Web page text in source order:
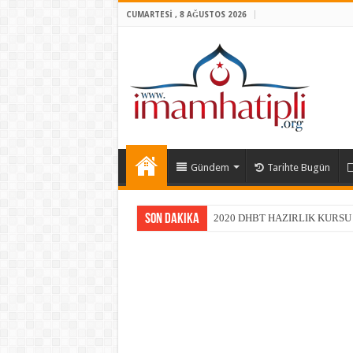
CUMARTESI , 8 AĞUSTOS 2026
Gündem Tarihte Bugün
Son Dakika 2020 DHBT HAZIRLIK